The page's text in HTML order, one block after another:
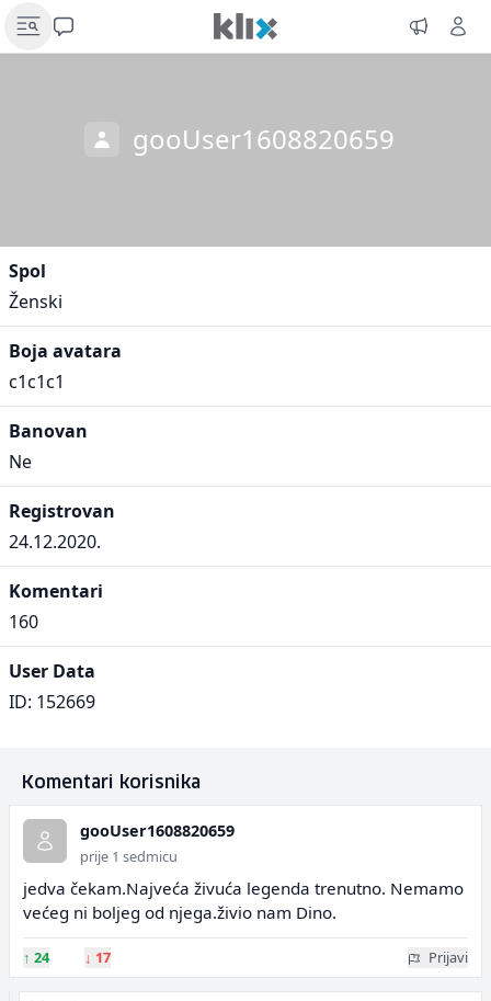
gooUser1608820659
Spol
Ženski
Boja avatara
c1c1c1
Banovan
Ne
Registrovan
24.12.2020.
Komentari
160
User Data
ID: 152669
Komentari korisnika
gooUser1608820659
prije 1 sedmicu
jedva čekam.Najveća živuća legenda trenutno. Nemamo
većeg ni boljeg od njega.živio nam Dino.
↑ 24 ↓ 17 Prijavi